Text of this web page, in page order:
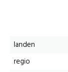
landen
regio